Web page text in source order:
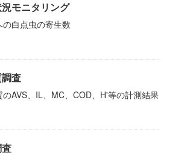
モニタリング
白点虫の寄生数
査
AVS、IL、MC、COD、H'等の計測結果